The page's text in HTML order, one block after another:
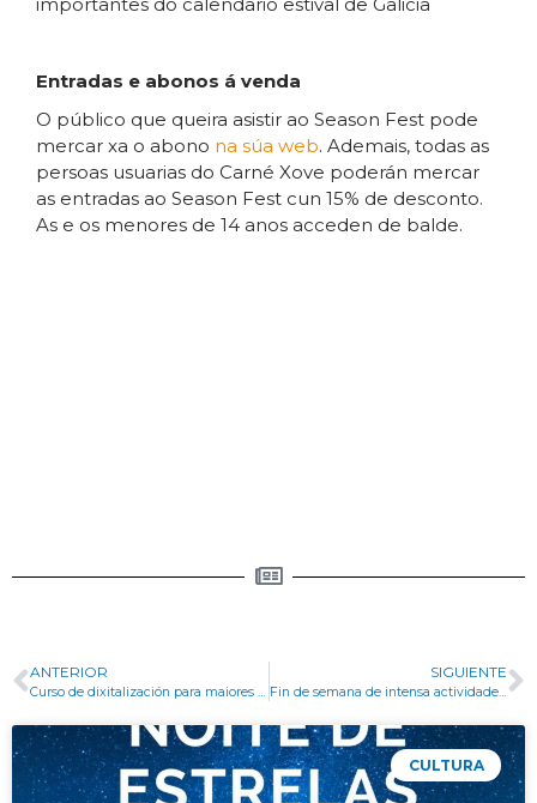
importantes do calendario estival de Galicia
Entradas e abonos á venda
O público que queira asistir ao Season Fest pode
mercar xa o abono na súa web. Ademais, todas as
persoas usuarias do Carné Xove poderán mercar
as entradas ao Season Fest cun 15% de desconto.
As e os menores de 14 anos acceden de balde.
ANTERIOR
Curso de dixitalización para maiores de 65 anos- Apertura do prazo de inscrición
SIGUIENTE
Fin de semana de intensa actividade cultural e deportiva en Gondomar
CULTURA